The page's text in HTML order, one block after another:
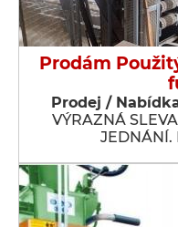
Prodám
Prodej /
VÝRAZNÁ